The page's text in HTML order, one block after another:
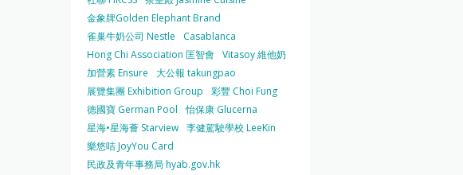
金象牌Golden Elephant Brand
雀巢牛奶公司 Nestle
Casablanca
Hong Chi Association 匡智會
Vitasoy 維他奶
加營素 Ensure
大公報 takungpao
展覽集團 Exhibition Group
彩豐 Choi Fung
德國寶 German Pool
怡保康 Glucerna
星海•星海薈 Starview 李健駕駛學校 LeeKin
樂悠咭 JoyYou Card
民政及青年事務局 hyab.gov.hk